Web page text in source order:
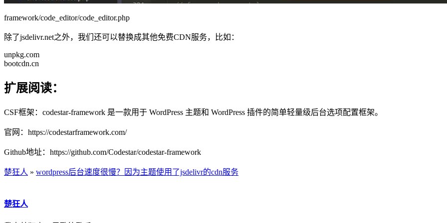
framework/code_editor/code_editor.php
除了jsdelivr.net之外，我们还可以替换成其他免费CDN服务，比如：
unpkg.com
bootcdn.cn
扩展阅读：
CSF框架：codestar-framework 是一款用于 WordPress 主题和 WordPress 插件的简单轻量级后台选项配置框架。
官网：https://codestarframework.com/
Github地址：https://github.com/Codestar/codestar-framework
楚狂人 » wordpress后台速度很慢？因为主题使用了jsdelivr的cdn服务
楚狂人